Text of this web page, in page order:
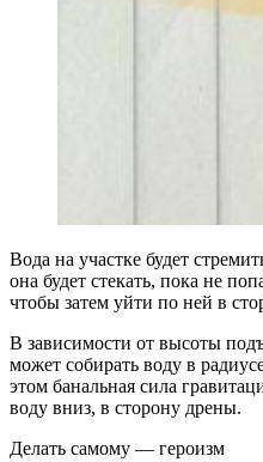
Вода на участке будет
она будет стекать, пока не
чтобы затем уйти по ней в
В зависимости от высоты
может собирать воду в
этом банальная сила
воду вниз, в сторону дрены.
Делать самому — героизм